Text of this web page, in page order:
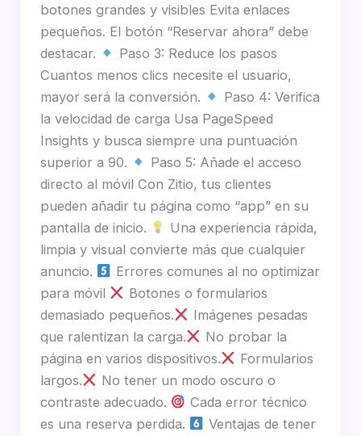
botones grandes y visibles Evita enlaces
pequeños. El botón “Reservar ahora” debe
destacar.
Paso 3: Reduce los pasos
Cuantos menos clics necesite el usuario,
mayor será la conversión.
Paso 4: Verifica
la velocidad de carga Usa PageSpeed
Insights y busca siempre una puntuación
superior a 90.
Paso 5: Añade el acceso
directo al móvil Con Zitio, tus clientes
pueden añadir tu página como “app” en su
pantalla de inicio.
Una experiencia rápida,
limpia y visual convierte más que cualquier
anuncio.
Errores comunes al no optimizar
para móvil
Botones o formularios
demasiado pequeños.
Imágenes pesadas
que ralentizan la carga.
No probar la
página en varios dispositivos.
Formularios
largos.
No tener un modo oscuro o
contraste adecuado.
Cada error técnico
es una reserva perdida.
Ventajas de tener